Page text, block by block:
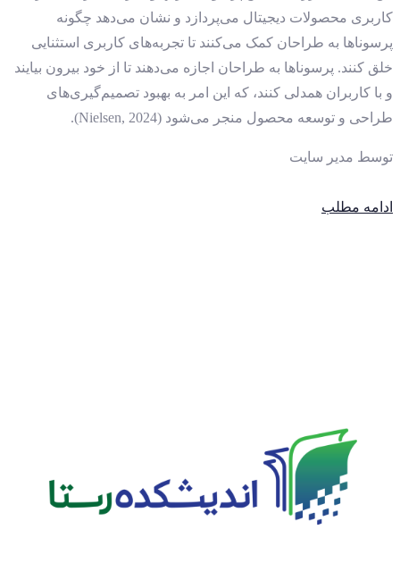
کاربری محصولات دیجیتال می‌پردازد و نشان می‌دهد چگونه
پرسوناها به طراحان کمک می‌کنند تا تجربه‌های کاربری استثنایی
خلق کنند. پرسوناها به طراحان اجازه می‌دهند تا از خود بیرون بیایند
و با کاربران همدلی کنند، که این امر به بهبود تصمیم‌گیری‌های
طراحی و توسعه محصول منجر می‌شود (Nielsen, 2024).
توسط مدیر سایت
ادامه مطلب